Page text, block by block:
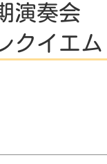
施設利
図面・
演奏会
クイエム